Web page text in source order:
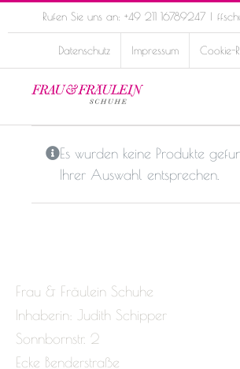
to
Rufen Sie uns an: +49 211 16789247 |
Datenschutz Impressum Cookie-
Es wurden keine Produkte
Ihrer Auswahl entsprechen.
Frau & Fräulein Schuhe
Inhaberin: Judith Schipper
Sonnbornstr. 2
Ecke Benderstraße